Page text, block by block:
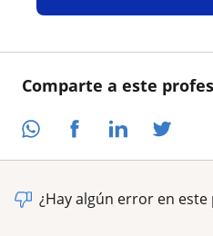
Comparte a este
¿Hay algún error en este